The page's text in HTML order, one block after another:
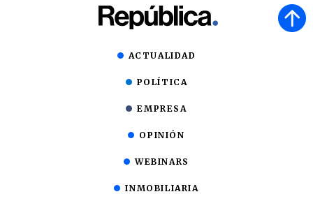
ACTUALIDAD
POLÍTICA
EMPRESA
OPINIÓN
WEBINARS
INMOBILIARIA